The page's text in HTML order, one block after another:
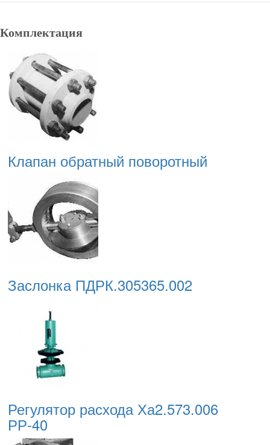
Комплектация
Клапан обратный поворотный
Заслонка ПДРК.305365.002
Регулятор расхода Ха2.573.006
РР-40